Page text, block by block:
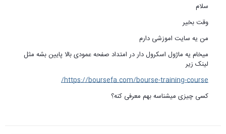
سلام
وقت بخیر
من یه سایت اموزشی دارم
میخام یه ماژول اسکرول دار در امتداد صفحه عمودی بالا پایین بشه مثل
لینک زیر
https://boursefa.com/bourse-training-course/
کسی چیزی میشناسه بهم معرفی کنه؟